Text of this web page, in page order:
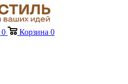
0 Корзина 0